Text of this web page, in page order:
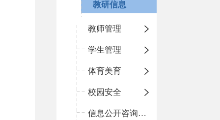
教研信息
教师管理
学生管理
体育美育
校园安全
信息公开咨询指南